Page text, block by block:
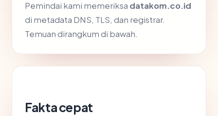
Pemindai kami memeriksa datakom.co.id
di metadata DNS, TLS, dan registrar.
Temuan dirangkum di bawah.
Fakta cepat